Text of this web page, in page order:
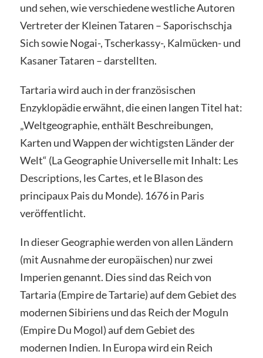
und sehen, wie verschiedene westliche Autoren
Vertreter der Kleinen Tataren – Saporischschja
Sich sowie Nogai-, Tscherkassy-, Kalmücken- und
Kasaner Tataren – darstellten.
Tartaria wird auch in der französischen
Enzyklopädie erwähnt, die einen langen Titel hat:
„Weltgeographie, enthält Beschreibungen,
Karten und Wappen der wichtigsten Länder der
Welt“ (La Geographie Universelle mit Inhalt: Les
Descriptions, les Cartes, et le Blason des
principaux Pais du Monde). 1676 in Paris
veröffentlicht.
In dieser Geographie werden von allen Ländern
(mit Ausnahme der europäischen) nur zwei
Imperien genannt. Dies sind das Reich von
Tartaria (Empire de Tartarie) auf dem Gebiet des
modernen Sibiriens und das Reich der Moguln
(Empire Du Mogol) auf dem Gebiet des
modernen Indien. In Europa wird ein Reich